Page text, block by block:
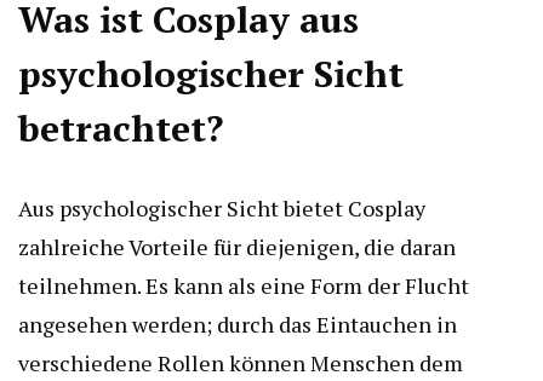
Was ist Cosplay aus
psychologischer Sicht
betrachtet?
Aus psychologischer Sicht bietet Cosplay
zahlreiche Vorteile für diejenigen, die daran
teilnehmen. Es kann als eine Form der Flucht
angesehen werden; durch das Eintauchen in
verschiedene Rollen können Menschen dem